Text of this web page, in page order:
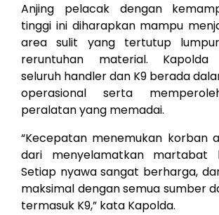
Anjing pelacak dengan
tinggi ini diharapkan mampu
area sulit yang tertutup
reruntuhan material. Kapolda
seluruh handler dan K9 berada
operasional serta
peralatan yang memadai.
“Kecepatan menemukan korban
dari menyelamatkan martabat
Setiap nyawa sangat berharga,
maksimal dengan semua sumber
termasuk K9,” kata Kapolda.